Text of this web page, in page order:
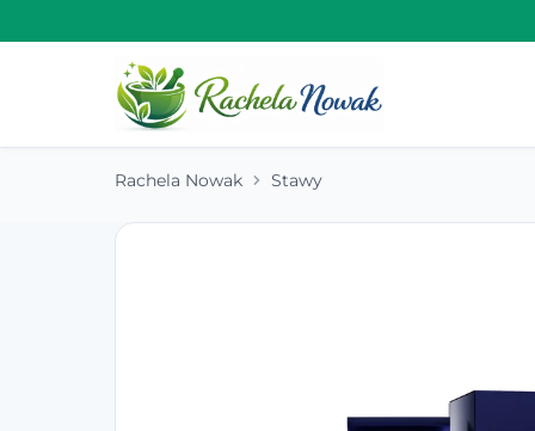
Rachela Nowak Stawy